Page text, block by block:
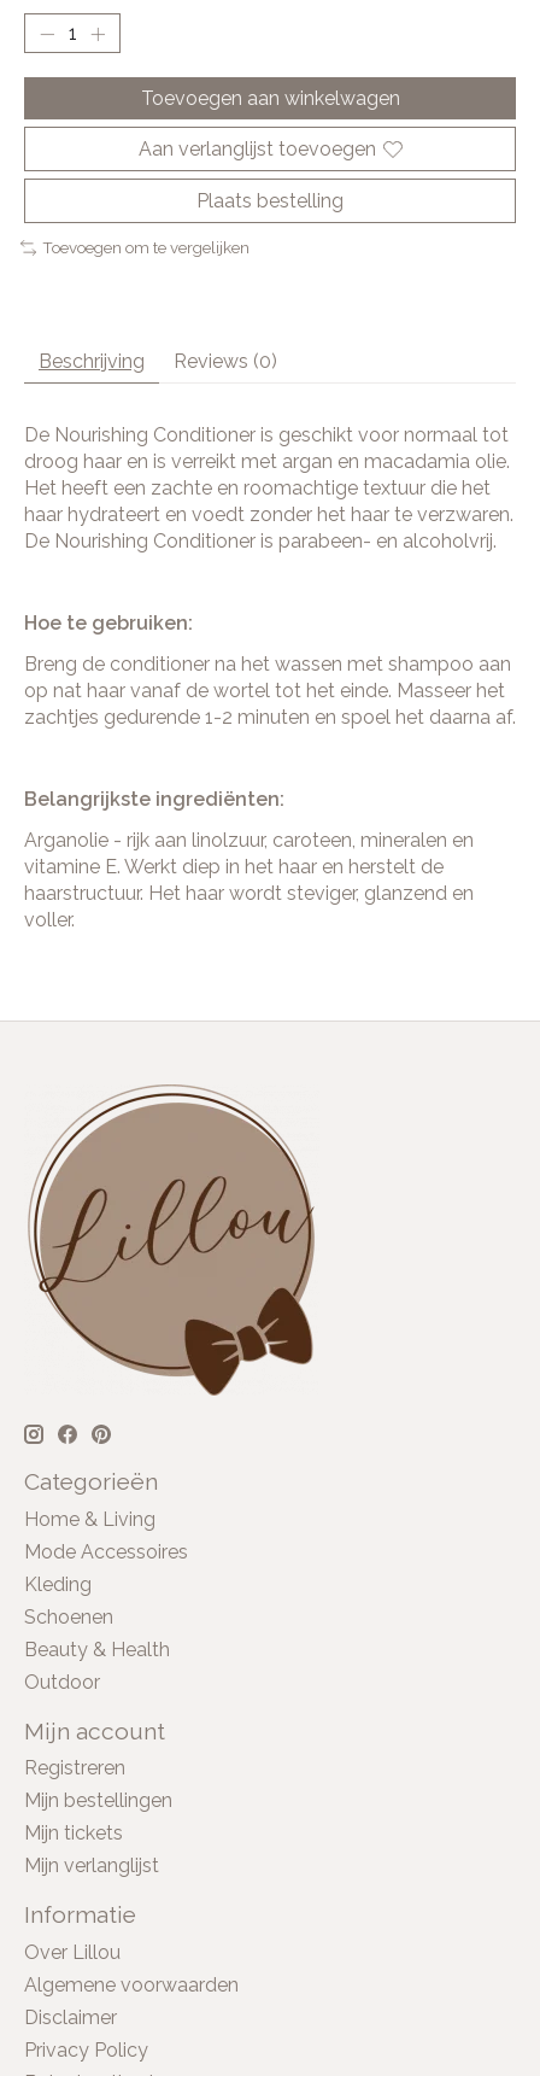
Toevoegen aan winkelwagen
Aan verlanglijst toevoegen
Plaats bestelling
Toevoegen om te vergelijken
Beschrijving Reviews (0)
De Nourishing Conditioner is geschikt voor normaal tot
droog haar en is verreikt met argan en macadamia olie.
Het heeft een zachte en roomachtige textuur die het
haar hydrateert en voedt zonder het haar te verzwaren.
De Nourishing Conditioner is parabeen- en alcoholvrij.
Hoe te gebruiken:
Breng de conditioner na het wassen met shampoo aan
op nat haar vanaf de wortel tot het einde. Masseer het
zachtjes gedurende 1-2 minuten en spoel het daarna af.
Belangrijkste ingrediënten:
Arganolie - rijk aan linolzuur, caroteen, mineralen en
vitamine E. Werkt diep in het haar en herstelt de
haarstructuur. Het haar wordt steviger, glanzend en
voller.
Categorieën
Home & Living
Mode Accessoires
Kleding
Schoenen
Beauty & Health
Outdoor
Mijn account
Registreren
Mijn bestellingen
Mijn tickets
Mijn verlanglijst
Informatie
Over Lillou
Algemene voorwaarden
Disclaimer
Privacy Policy